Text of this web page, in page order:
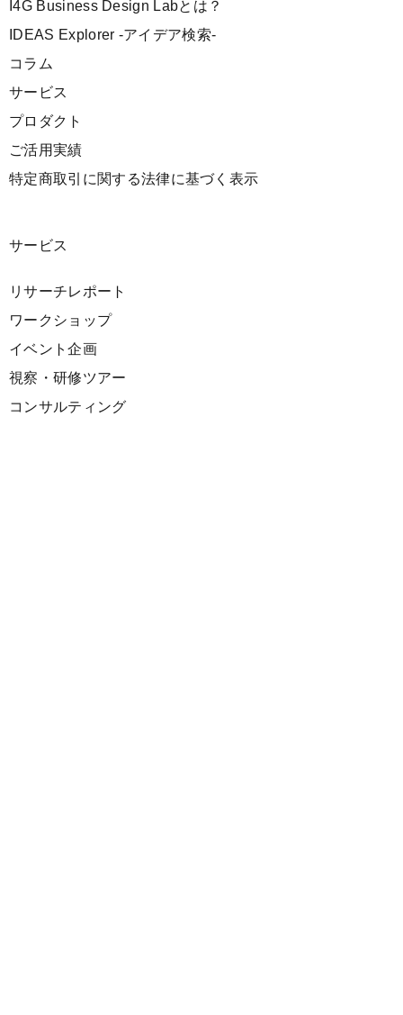
I4G Business Design Labとは？
IDEAS Explorer -アイデア検索-
コラム
サービス
プロダクト
ご活用実績
特定商取引に関する法律に基づく表示
サービス
リサーチレポート
ワークショップ
イベント企画
視察・研修ツアー
コンサルティング